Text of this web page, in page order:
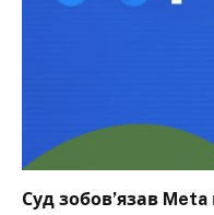
Суд зобов’язав